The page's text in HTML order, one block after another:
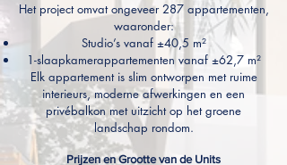
Het project omvat ongeveer 287 appartementen,
waaronder:
Studio’s vanaf ±40,5 m²
1-slaapkamerappartementen vanaf ±62,7 m²
Elk appartement is slim ontworpen met ruime
interieurs, moderne afwerkingen en een
privébalkon met uitzicht op het groene
landschap rondom.
Prijzen en Grootte van de Units